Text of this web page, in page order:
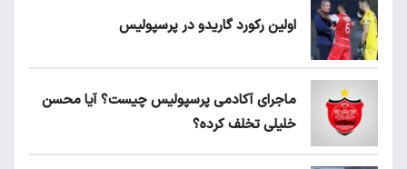
اولین رکورد گاریدو در پرسپولیس
ماجرای آکادمی پرسپولیس چیست؟ آیا محسن
خلیلی تخلف کرده؟